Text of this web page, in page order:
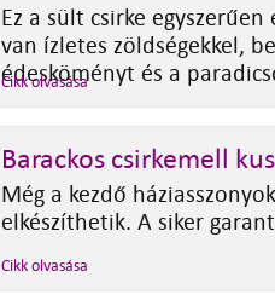
Ez a sült csirke
van ízletes zöldségekkel,
édesköményt és a
Cikk olvasása
Barackos csirkemell
Még a kezdő
elkészíthetik. A siker
Cikk olvasása